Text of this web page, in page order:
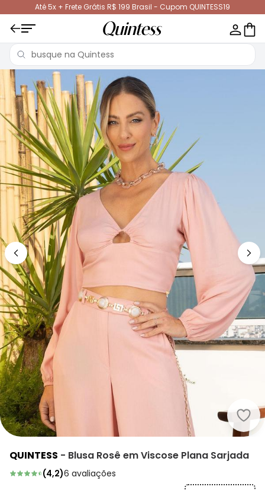
Até 5x + Frete Grátis R$ 199 Brasil - Cupom QUINTESS19
QUINTESS - Blusa Rosê em Viscose Plana Sarjada
(4,2)6 avaliações